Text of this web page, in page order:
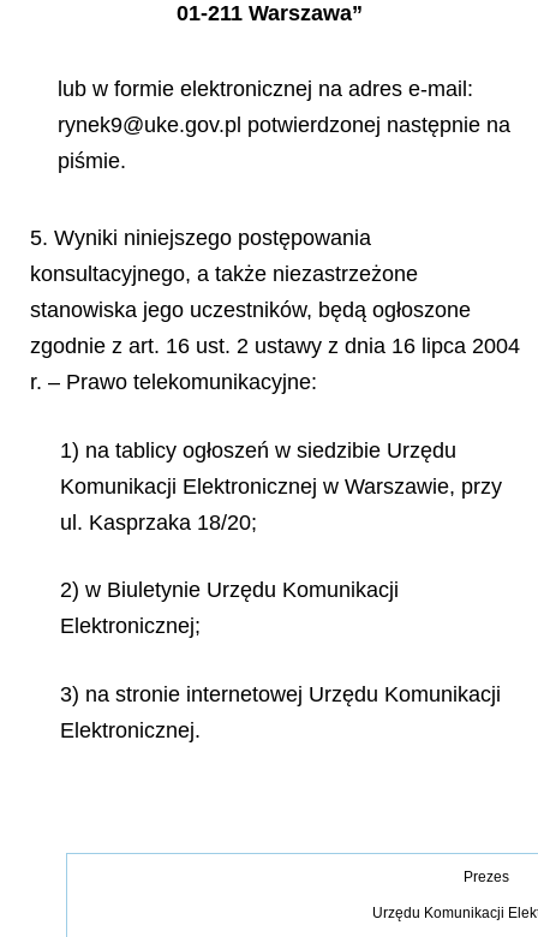
01-211 Warszawa”
lub w formie elektronicznej na adres e-mail:
rynek9@uke.gov.pl potwierdzonej następnie na
piśmie.
5. Wyniki niniejszego postępowania
konsultacyjnego, a także niezastrzeżone
stanowiska jego uczestników, będą ogłoszone
zgodnie z art. 16 ust. 2 ustawy z dnia 16 lipca 2004
r. – Prawo telekomunikacyjne:
1) na tablicy ogłoszeń w siedzibie Urzędu
Komunikacji Elektronicznej w Warszawie, przy
ul. Kasprzaka 18/20;
2) w Biuletynie Urzędu Komunikacji
Elektronicznej;
3) na stronie internetowej Urzędu Komunikacji
Elektronicznej.
Prezes
Urzędu Komunikacji